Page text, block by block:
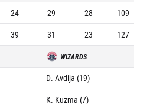
24 29 28
109
39 31 23 127
WIZARDS
D. Avdija (19)
K. Kuzma (7)